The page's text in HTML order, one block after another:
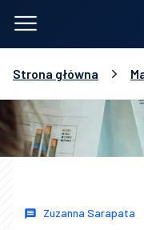
Strona główna
Zuzanna Sarapata